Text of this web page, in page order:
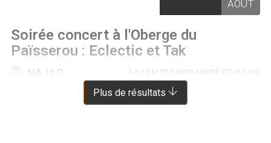
AOÛT
Soirée concert à l'Oberge du
Païsserou : Eclectic et Tak
NAJAC À 6.5 KM DE SAINT-ANDRÉ-DE-NAJAC
Plus de résultats